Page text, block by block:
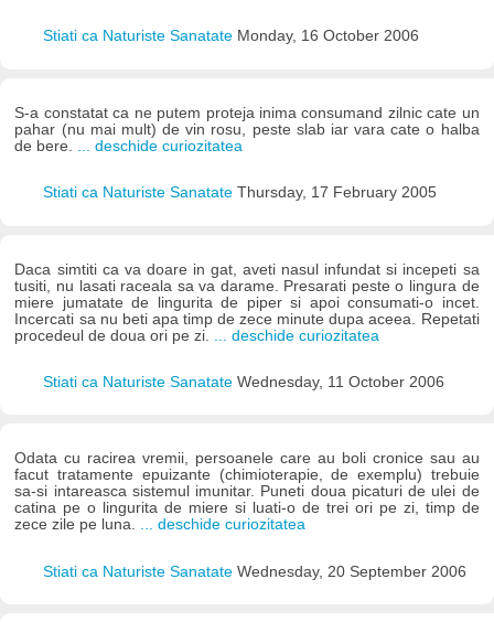
Stiati ca Naturiste Sanatate Monday, 16 October 2006
S-a constatat ca ne putem proteja inima consumand zilnic cate un
pahar (nu mai mult) de vin rosu, peste slab iar vara cate o halba
de bere.
... deschide curiozitatea
Stiati ca Naturiste Sanatate Thursday, 17 February 2005
Daca simtiti ca va doare in gat, aveti nasul infundat si incepeti sa
tusiti, nu lasati raceala sa va darame. Presarati peste o lingura de
miere jumatate de lingurita de piper si apoi consumati-o incet.
Incercati sa nu beti apa timp de zece minute dupa aceea. Repetati
procedeul de doua ori pe zi.
... deschide curiozitatea
Stiati ca Naturiste Sanatate Wednesday, 11 October 2006
Odata cu racirea vremii, persoanele care au boli cronice sau au
facut tratamente epuizante (chimioterapie, de exemplu) trebuie
sa-si intareasca sistemul imunitar. Puneti doua picaturi de ulei de
catina pe o lingurita de miere si luati-o de trei ori pe zi, timp de
zece zile pe luna. ... deschide curiozitatea
Stiati ca Naturiste Sanatate Wednesday, 20 September 2006